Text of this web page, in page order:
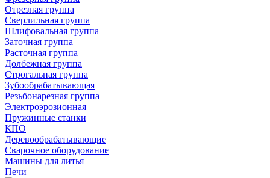
Отрезная группа
Сверлильная группа
Шлифовальная группа
Заточная группа
Расточная группа
Долбежная группа
Строгальная группа
Зубообрабатывающая
Резьбонарезная группа
Электроэрозионная
Пружинные станки
КПО
Деревообрабатывающие
Сварочное оборудование
Машины для литья
Печи